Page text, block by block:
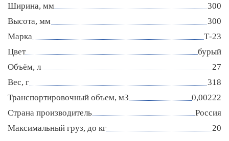
Ширина, мм
300
Высота, мм
300
Марка
Т-23
Цвет
бурый
Объём, л
27
Вес, г
318
Транспортировочный объем, м3
0,00222
Страна производитель
Россия
Максимальный груз, до кг
20